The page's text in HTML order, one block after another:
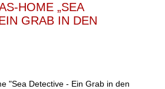
HOME „SEA
GRAB IN DEN